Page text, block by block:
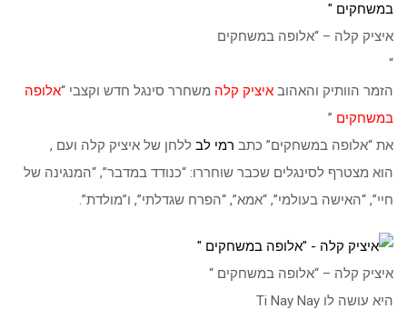
איציק קלה – “אלופה במשחקים
“
הזמר הוותיק והאהוב איציק קלה משחרר סינגל חדש וקצבי “אלופה
במשחקים ”
את “אלופה במשחקים” כתב רמי לב ללחן של איציק קלה ועם ,
הוא מצטרף לסינגלים שכבר שוחררו: “כנודד במדבר”, “המנגינה של
חיי”, “האישה בעולמי”, “אמא”, “הפרח שגדלתי”, ו”מולדת”.
איציק קלה – “אלופה במשחקים “
היא עושה לו Ti Nay Nay